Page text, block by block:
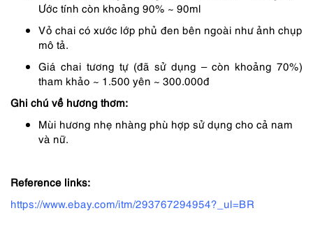
Ước tính còn khoảng 90% ~ 90ml
Vỏ chai có xước lớp phủ đen bên ngoài như ảnh chụp
mô tả.
Giá chai tương tự (đã sử dụng – còn khoảng 70%)
tham khảo ~ 1.500 yên ~ 300.000đ
Ghi chú về hương thơm:
Mùi hương nhẹ nhàng phù hợp sử dụng cho cả nam
và nữ.
Reference links:
https://www.ebay.com/itm/293767294954?_ul=BR